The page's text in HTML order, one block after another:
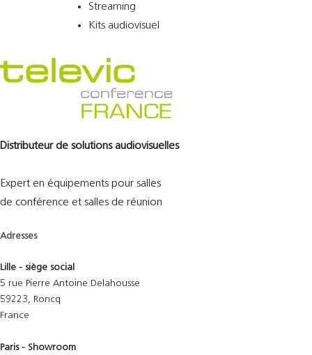
Streaming
Kits audiovisuel
Distributeur de solutions audiovisuelles
Expert en équipements pour salles
de conférence et salles de réunion
Adresses
Lille - siège social
5 rue Pierre Antoine Delahousse
59223, Roncq
France
Paris - Showroom